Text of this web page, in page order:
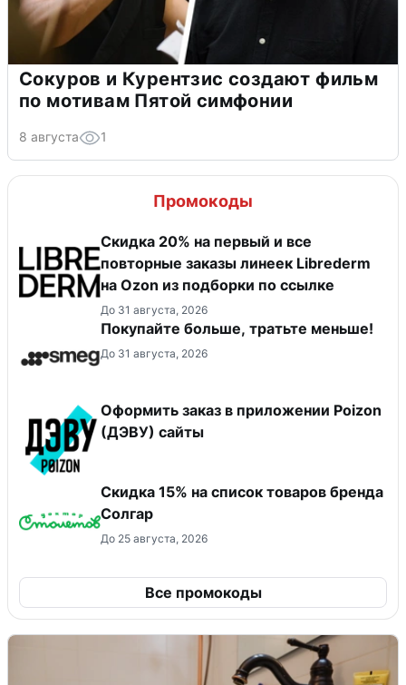
Сокуров и Курентзис создают фильм
по мотивам Пятой симфонии
8 августа 1
Промокоды
Скидка 20% на первый и все
повторные заказы линеек Librederm
на Ozon из подборки по ссылке
До 31 августа, 2026
Покупайте больше, тратьте меньше!
До 31 августа, 2026
Оформить заказ в приложении Poizon
(ДЭВУ) сайты
Скидка 15% на список товаров бренда
Солгар
До 25 августа, 2026
Все промокоды